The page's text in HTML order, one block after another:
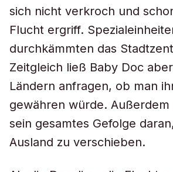
sich nicht verkroch und
Flucht ergriff.
durchkämmten das
Zeitgleich ließ Baby Doc
Ländern anfragen, ob man
gewähren würde. Außerdem
sein gesamtes Gefolge
Ausland zu verschieben.